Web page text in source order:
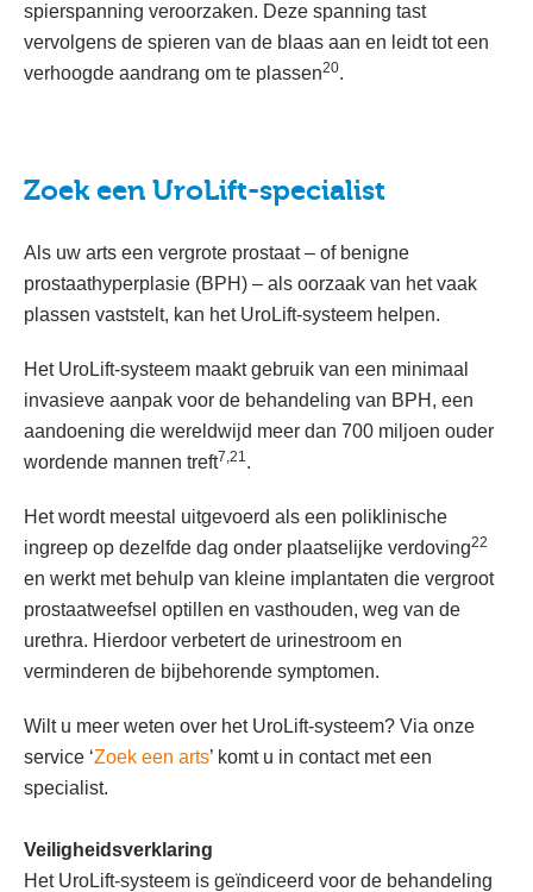
spierspanning veroorzaken. Deze spanning tast
vervolgens de spieren van de blaas aan en leidt tot een
verhoogde aandrang om te plassen20.
Zoek een UroLift-specialist
Als uw arts een vergrote prostaat – of benigne
prostaathyperplasie (BPH) – als oorzaak van het vaak
plassen vaststelt, kan het UroLift-systeem helpen.
Het UroLift-systeem maakt gebruik van een minimaal
invasieve aanpak voor de behandeling van BPH, een
aandoening die wereldwijd meer dan 700 miljoen ouder
wordende mannen treft7,21.
Het wordt meestal uitgevoerd als een poliklinische
ingreep op dezelfde dag onder plaatselijke verdoving22
en werkt met behulp van kleine implantaten die vergroot
prostaatweefsel optillen en vasthouden, weg van de
urethra. Hierdoor verbetert de urinestroom en
verminderen de bijbehorende symptomen.
Wilt u meer weten over het UroLift-systeem? Via onze
service ‘Zoek een arts’ komt u in contact met een
specialist.
Veiligheidsverklaring
Het UroLift-systeem is geïndiceerd voor de behandeling